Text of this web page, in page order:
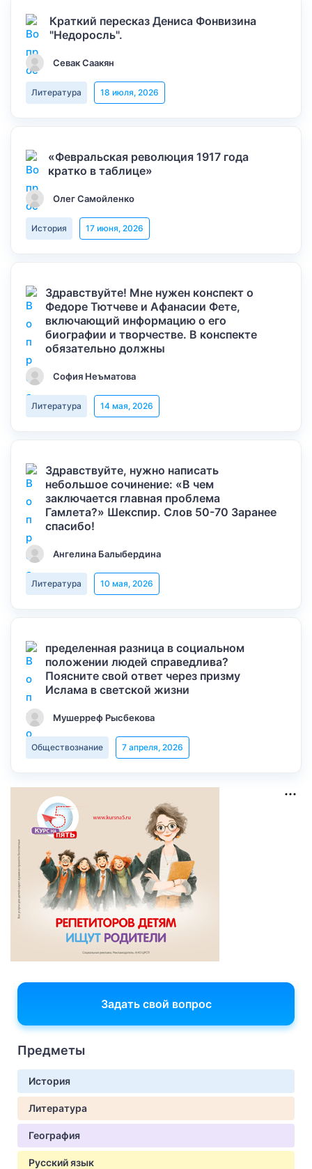
Краткий пересказ Дениса Фонвизина
"Недоросль".
Севак Саакян
Литература 18 июля, 2026
«Февральская революция 1917 года
кратко в таблице»
Олег Самойленко
История 17 июня, 2026
Здравствуйте! Мне нужен конспект о
Федоре Тютчеве и Афанасии Фете,
включающий информацию о его
биографии и творчестве. В конспекте
обязательно должны
София Неъматова
Литература 14 мая, 2026
Здравствуйте, нужно написать
небольшое сочинение: «В чем
заключается главная проблема
Гамлета?» Шекспир. Слов 50-70 Заранее
спасибо!
Ангелина Балыбердина
Литература 10 мая, 2026
пределенная разница в социальном
положении людей справедлива?
Поясните свой ответ через призму
Ислама в светской жизни
Мушерреф Рысбекова
Обществознание 7 апреля, 2026
Задать свой вопрос
Предметы
История
Литература
География
Русский язык